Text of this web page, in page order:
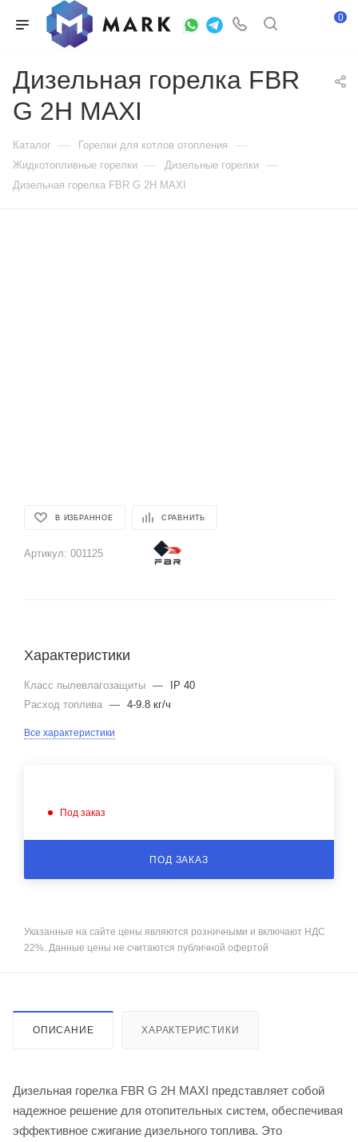
0
Дизельная горелка FBR
G 2H MAXI
Каталог — Горелки для котлов отопления —
Жидкотопливные горелки — Дизельные горелки —
Дизельная горелка FBR G 2H MAXI
В ИЗБРАННОЕ СРАВНИТЬ
Артикул: 001125
Характеристики
Класс пылевлагозащиты —
IP 40
Расход топлива — 4-9.8 кг/ч
Все характеристики
Под заказ
ПОД ЗАКАЗ
Указанные на сайте цены являются розничными и включают НДС
22%. Данные цены не считаются публичной офертой
ОПИСАНИЕ ХАРАКТЕРИСТИКИ
Дизельная горелка FBR G 2H MAXI представляет собой
надежное решение для отопительных систем, обеспечивая
эффективное сжигание дизельного топлива. Это